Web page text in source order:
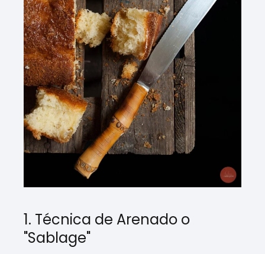
1. Técnica de Arenado o
"Sablage"